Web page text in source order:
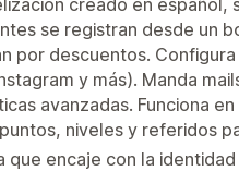
se registran desde un
por descuentos.
y más). Manda
avanzadas. Funciona
niveles y referidos
que encaje con la